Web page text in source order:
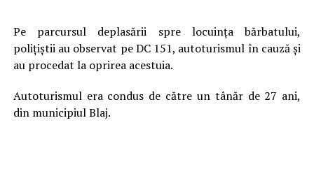
Pe parcursul deplasării spre locuința bărbatului,
polițiștii au observat pe DC 151, autoturismul în cauză și
au procedat la oprirea acestuia.
Autoturismul era condus de către un tânăr de 27 ani,
din municipiul Blaj.